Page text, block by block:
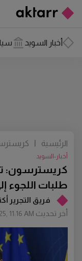
أخبار السويد
فريق التجرير
أخر تحديث 11:16 AM
كريسترسون:
طلبات اللجوء
أخبار-السويد
الرئيسية |